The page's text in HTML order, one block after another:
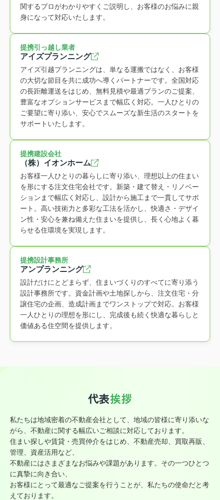
関するプロがわかりやすくご説明し、お客様のお悩みに親
身になって対応いたします。
提携引っ越し業者
アイズプランニング
アイズ引越プランニングは、単なる運搬ではなく、お客様
の大切な節目を共に成功へ導くパートナーです。全国対応
の長距離運送をはじめ、無料見積や最適プランのご提案、
豊富なオプションサービスまで幅広く対応。一人ひとりの
ご要望に寄り添い、安心でスムーズな新生活のスタートを
サポートいたします。
提携建設会社
（株）イオンホーム
お客様一人ひとりの暮らしに寄り添い、理想以上の住まい
を形にする注文住宅会社です。新築・建て替え・リノベー
ションまで幅広く対応し、設計から施工まで一貫してサポ
ート。高い技術力と多彩な工法を活かし、快適さ・デザイ
ン性・安心を兼ね備えた住まいを提供し、長く心地よく暮
らせる住環境を実現します。
提携設計事務所
アンプランニング
設計だけにとどまらず、住まいづくりのすべてに寄り添う
設計事務所です。資金計画や土地探しから、注文住宅・分
譲住宅の企画、造成計画までワンストップで対応。お客様
一人ひとりの理想を形にし、完成後も続く快適な暮らしと
価値ある住空間を提供します。
代表挨拶
私たちは地域密着の不動産会社として、地域の皆様に寄り添いな
がら、不動産に関する幅広いご相談に対応しております。
住まい探しや賃貸・売買仲介をはじめ、不動産売却、買取再販、
管理、資産活用など、
不動産にはさまざまなお悩みや課題があります。その一つひとつ
に真摯に向き合い、
お客様にとって最適なご提案を行うことが、私たちの使命だと考
えております。